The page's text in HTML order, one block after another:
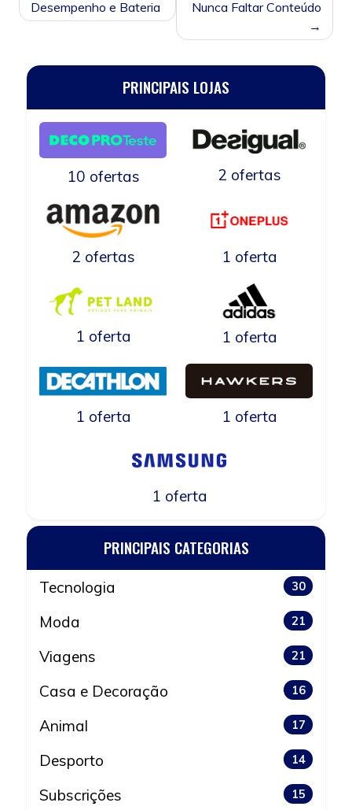
POST
Desempenho e Bateria
Nunca Faltar Conteúdo
PRINCIPAIS LOJAS
10 ofertas 2 ofertas
2 ofertas 1 oferta
1 oferta 1 oferta
1 oferta 1 oferta
1 oferta
PRINCIPAIS CATEGORIAS
Tecnologia 30
Moda 21
Viagens 21
Casa e Decoração 16
Animal 17
Desporto 14
Subscrições 15